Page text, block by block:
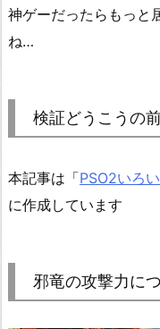
神ゲーだったらもっと
ね…
検証どうこうの
本記事は「PSO2いろ
に作成しています
邪竜の攻撃力に